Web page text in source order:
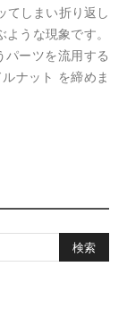
てしまい折り返し
うな現象です。
ーツを流用する
ナット を締めま